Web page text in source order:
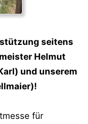
seitens
Helmut
und unserem
für